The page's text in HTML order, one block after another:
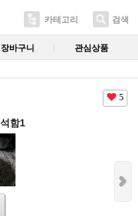
카테고리 검색
장바구니 관심상품
5
함1